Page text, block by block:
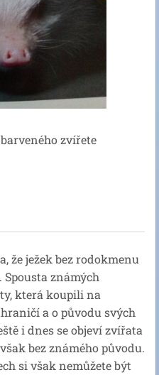
zvířete
že ježek bez rodokmenu
známých
která koupili na
a o původu svých
i dnes se objeví zvířata
bez známého původu.
si však nemůžete být